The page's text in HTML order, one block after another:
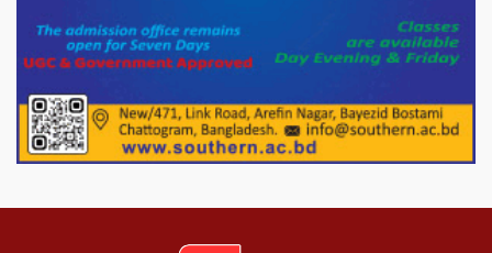
মিরপুর-১১ নম্বরে দুর্বৃত্তদের গুলিতে বিএনপি
নেতা গুরুতর আহত
পাটগ্রামে চিকিৎসা সেবায় বীর মুক্তিযোদ্ধা দবির
উদ্দিন ফাউন্ডেশন